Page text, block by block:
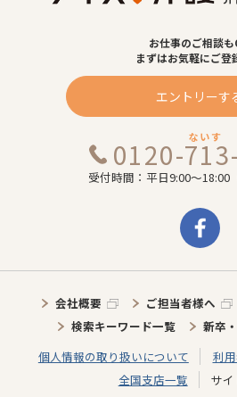
お仕事のご相談も
まずはお気軽にご登
エントリーす
0120- ないす
受付時間：平日9:00～18:00
会社概要 ご担当者様へ
検索キーワード一覧
新卒
個人情報の取り扱いについて
利
全国支店一覧
サ